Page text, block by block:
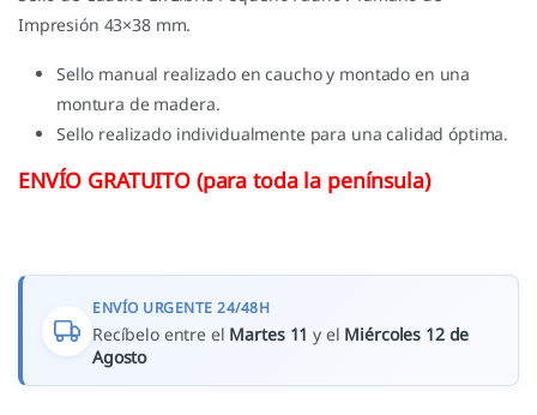
Impresión 43×38 mm.
Sello manual realizado en caucho y montado en una
montura de madera.
Sello realizado individualmente para una calidad óptima.
ENVÍO GRATUITO (para toda la península)
ENVÍO URGENTE 24/48H
Recíbelo entre el Martes 11 y el Miércoles 12 de
Agosto